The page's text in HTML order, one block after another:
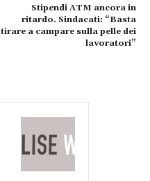
Stipendi ATM ancora in
ritardo. Sindacati: “Basta
tirare a campare sulla pelle dei
lavoratori”